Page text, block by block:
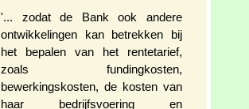
'... zodat de Bank ook andere
ontwikkelingen kan betrekken bij
het bepalen van het rentetarief,
zoals fundingkosten,
bewerkingskosten, de kosten van
haar bedrijfsvoering en